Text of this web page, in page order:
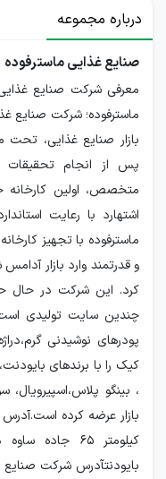
درباره مجموعه
صنایع غذایی ماسترفوده
معرفی شرکت صنایع
ماسترفوده؛ شرکت صنایع
بازار صنایع غذایی،
پس از انجام تحقیقات
اشتهارد با رعایت
ماسترفوده با تجهیز
و قدرتمند وارد بازار
کرد. این شرکت در حال
چندین سایت تولیدی
پودرهای نوشیدنی
کیک را با برندهای
، بینگو
بازار عرضه کرده
کیلومتر 65
بایودنتآدرس شرکت صنایع